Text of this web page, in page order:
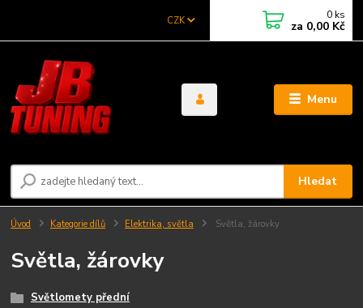
Menu
CZK
Hledat
0 ks
za 0,00 Kč
Úvod Kategorie dílů Elektrika, světla Světla, žárovky
Světla, žárovky
Světlomety přední